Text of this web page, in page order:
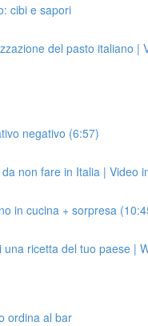
cibi e sapori
del pasto italiano |
negativo (6:57)
non fare in Italia | Video
in cucina + sorpresa
una ricetta del tuo paese |
ordina al bar